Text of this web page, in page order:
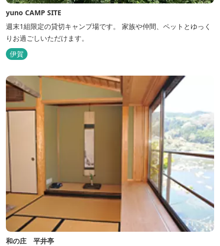
yuno CAMP SITE
週末1組限定の貸切キャンプ場です。 家族や仲間、ペットとゆっく
りお過ごしいただけます。
伊賀
和の庄 平井亭